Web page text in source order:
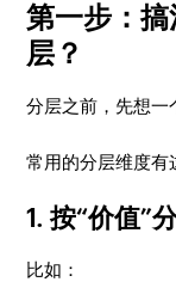
第一步：
层？
分层之前，先想一
常用的分层维度有
1. 按“价值”
比如：